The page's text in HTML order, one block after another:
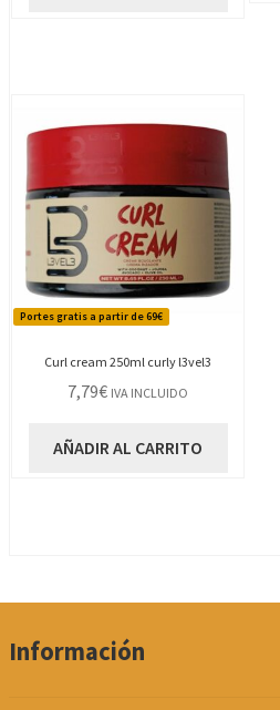
Portes gratis a partir de 69€
Curl cream 250ml curly l3vel3
7,79€ IVA INCLUIDO
AÑADIR AL CARRITO
Información